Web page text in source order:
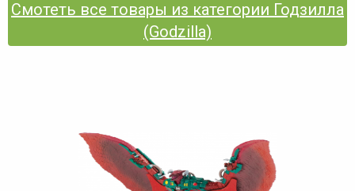
Смотеть все товары из категории Годзилла
(Godzilla)